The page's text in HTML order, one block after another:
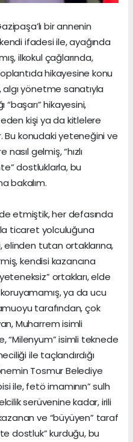
bir annenin
ifadesi ile, ayağında
ilkokul çağlarında,
hikayesine konu
yönetme sanatıyla
“başarı” hikayesini,
kişi ya da kitlelere
Bu konudaki yeteneğini ve
gelmiş, “hızlı
dostluklarla, bu
bakalım.
etmiştik, her defasında
ticaret yolculuğuna
elinden tutan ortaklarına,
kendisi kazancına
ortakları, elde
ya da ucu
tarafından, çok
Muharrem isimli
“Milenyum” isimli teknede
ile taçlandırdığı
Tosmur Belediye
ile, fetö imamının” sulh
serüvenine kadar, irili
ve “büyüyen” taraf
dostluk” kurduğu, bu